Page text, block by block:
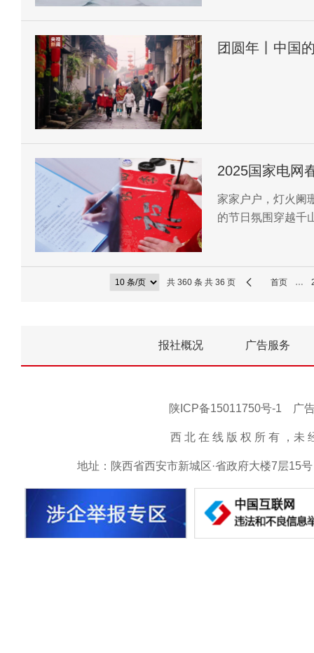
团圆年丨中国
2025国家电网
家家户户，灯火阑
的节日氛围穿越千
共 360 条 共 36 页 首页 …
报社概况 广告服务
陕ICP备15011750号-1 广
西 北 在 线 版 权 所 有 ，未
地址：陕西省西安市新城区·省政府大楼7层